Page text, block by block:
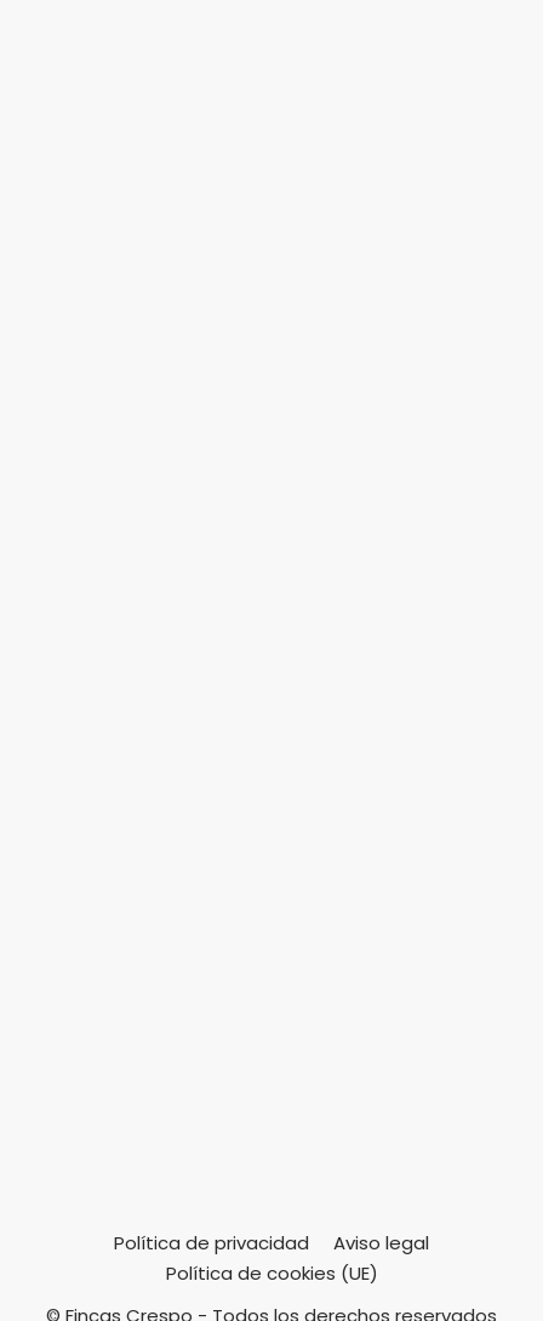
Política de privacidad
Aviso legal
Política de cookies (UE)
© Fincas Crespo - Todos los derechos reservados